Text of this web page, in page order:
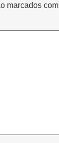
marcados com